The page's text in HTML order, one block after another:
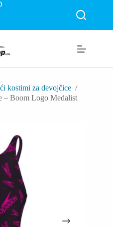
kostimi za devojčice /
– Boom Logo Medalist